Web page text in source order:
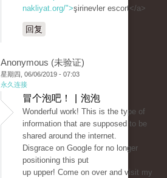
nakliyat.org/">şirinevler escort</a>
回复
Anonymous (未验证)
星期四, 06/06/2019 - 07:03
永久连接
冒个泡吧！ | 泡泡
Wonderful work! This is the type of
information that are supposed to be
shared around the internet.
Disgrace on Google for no longer
positioning this put
up upper! Come on over and visit my